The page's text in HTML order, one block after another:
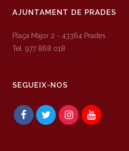
AJUNTAMENT DE PRADES
Plaça Major 2 - 43364 Prades
Tel. 977 868 018
SEGUEIX-NOS